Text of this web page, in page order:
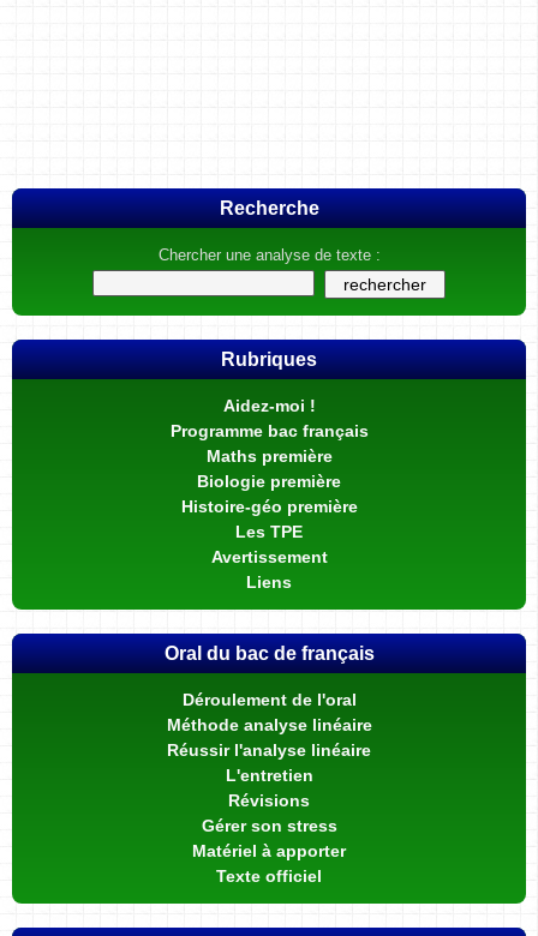
Recherche
Chercher une analyse de texte :
Rubriques
Aidez-moi !
Programme bac français
Maths première
Biologie première
Histoire-géo première
Les TPE
Avertissement
Liens
Oral du bac de français
Déroulement de l'oral
Méthode analyse linéaire
Réussir l'analyse linéaire
L'entretien
Révisions
Gérer son stress
Matériel à apporter
Texte officiel